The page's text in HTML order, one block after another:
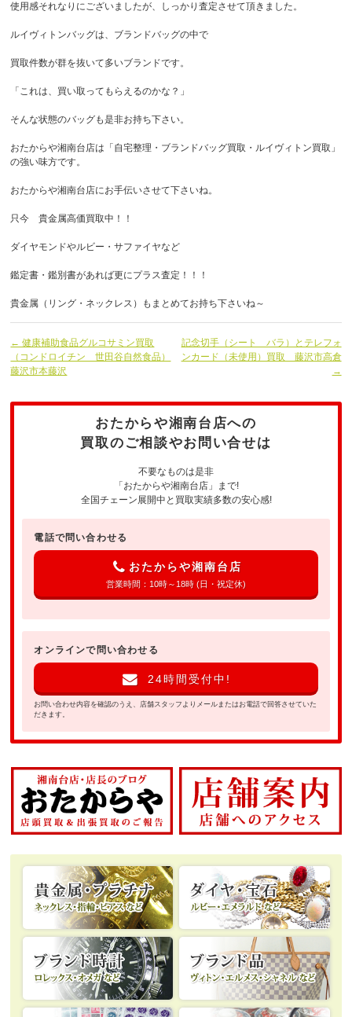
使用感それなりにございましたが、しっかり査定させて頂きました。
ルイヴィトンバッグは、ブランドバッグの中で
買取件数が群を抜いて多いブランドです。
「これは、買い取ってもらえるのかな？」
そんな状態のバッグも是非お持ち下さい。
おたからや湘南台店は「自宅整理・ブランドバッグ買取・ルイヴィトン買取」
の強い味方です。
おたからや湘南台店にお手伝いさせて下さいね。
只今 貴金属高価買取中！！
ダイヤモンドやルビー・サファイヤなど
鑑定書・鑑別書があれば更にプラス査定！！！
貴金属（リング・ネックレス）もまとめてお持ち下さいね～
← 健康補助食品グルコサミン買取
（コンドロイチン 世田谷自然食品）
藤沢市本藤沢
記念切手（シート バラ）とテレフォ
ンカード（未使用）買取 藤沢市高倉
→
おたからや湘南台店への
買取のご相談やお問い合せは
不要なものは是非
「おたからや湘南台店」まで!
全国チェーン展開中と買取実績多数の安心感!
電話で問い合わせる
おたからや湘南台店
営業時間：10時～18時 (日・祝定休)
オンラインで問い合わせる
24時間受付中!
お問い合わせ内容を確認のうえ、店舗スタッフよりメールまたはお電話で回答させていた
だきます。